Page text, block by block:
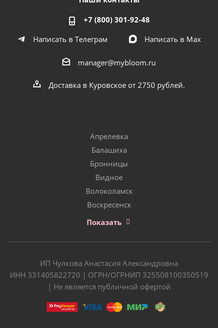
+7 (800) 301-92-48
Написать в Телеграм
Написать в Мах
manager@mybloom.ru
Доставка в Куровское от 2750 рублей.
Апрелевка
Балашиха
Бронницы
Видное
Волоколамск
Воскресенск
Показать
ИП Чулкова Анастасия Александровна
ИНН 331405822720 | ОГРН/ОГРНИП 325508100350519
| Не является публичной офертой